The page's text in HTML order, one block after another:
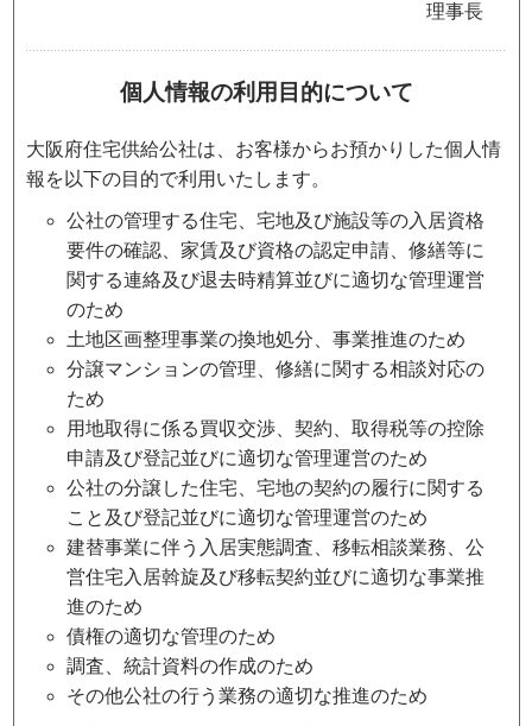
理事長
個人情報の利用目的について
大阪府住宅供給公社は、お客様からお預かりした個人情
報を以下の目的で利用いたします。
公社の管理する住宅、宅地及び施設等の入居資格
要件の確認、家賃及び資格の認定申請、修繕等に
関する連絡及び退去時精算並びに適切な管理運営
のため
土地区画整理事業の換地処分、事業推進のため
分譲マンションの管理、修繕に関する相談対応の
ため
用地取得に係る買収交渉、契約、取得税等の控除
申請及び登記並びに適切な管理運営のため
公社の分譲した住宅、宅地の契約の履行に関する
こと及び登記並びに適切な管理運営のため
建替事業に伴う入居実態調査、移転相談業務、公
営住宅入居斡旋及び移転契約並びに適切な事業推
進のため
債権の適切な管理のため
調査、統計資料の作成のため
その他公社の行う業務の適切な推進のため